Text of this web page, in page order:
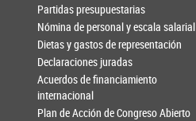
Partidas presupuestarias
Nómina de personal y escala salarial
Dietas y gastos de representación
Declaraciones juradas
Acuerdos de financiamiento
internacional
Plan de Acción de Congreso Abierto